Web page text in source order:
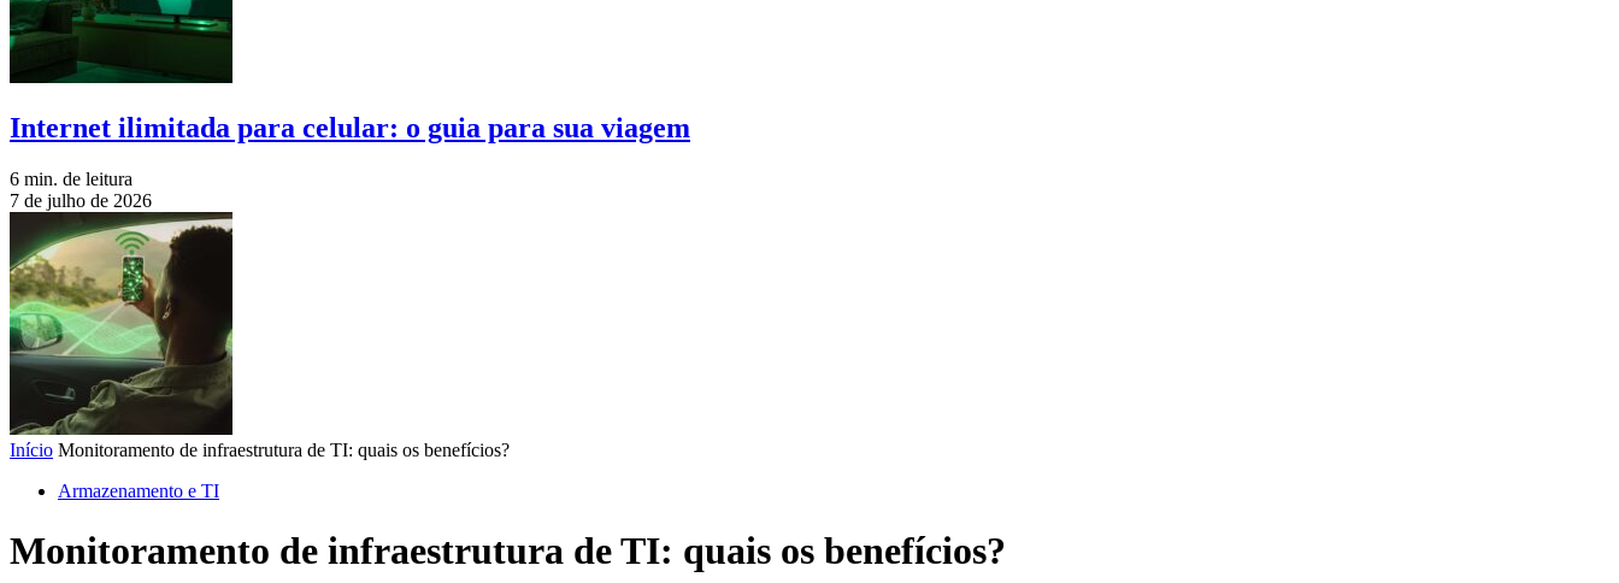
Internet ilimitada para celular: o guia para sua viagem
6 min. de leitura
7 de julho de 2026
Início Monitoramento de infraestrutura de TI: quais os benefícios?
Armazenamento e TI
Monitoramento de infraestrutura de TI: quais os benefícios?